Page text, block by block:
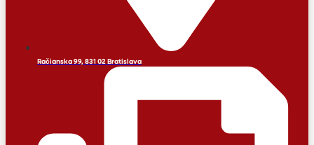
Račianska 99, 831 02 Bratislava